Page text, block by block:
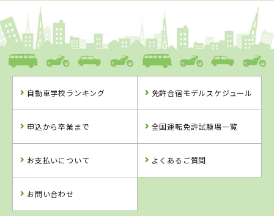
1
熊本県
中球磨モータースクール
詳 細 予 約
スクール
詳 細
予 約
詳 細
園
自動車学校ランキング 免許合宿モデルスケジュール
申込から卒業まで 全国運転免許試験場一覧
お支払いについて よくあるご質問
お問い合わせ